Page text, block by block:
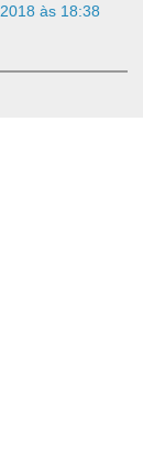
às 18:38